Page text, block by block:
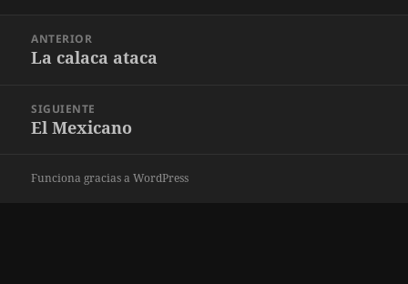
entradas
ANTERIOR
Entrada
La calaca ataca
SIGUIENTE
Entrada
El Mexicano
Funciona gracias a WordPress